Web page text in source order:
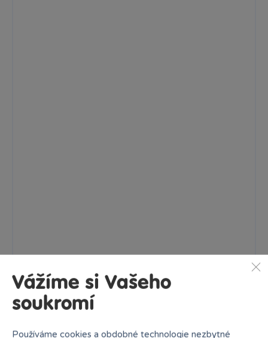
Vážíme si Vašeho
soukromí
Používáme cookies a obdobné technologie nezbytné